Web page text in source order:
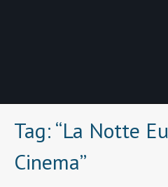
Tag: “La Notte
Cinema”